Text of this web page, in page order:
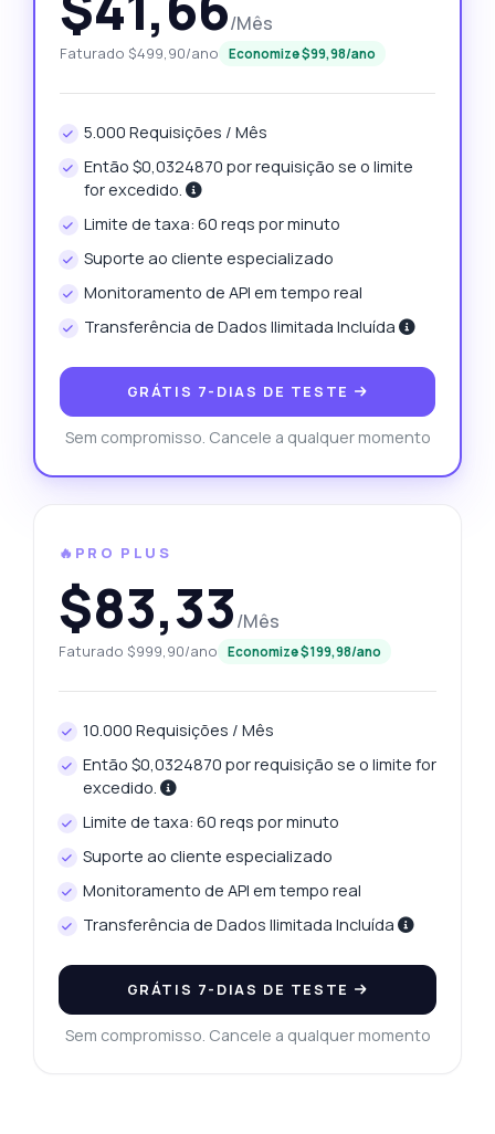
/Mês
Faturado $499,90/ano Economize $99,98/ano
5.000 Requisições / Mês
Então $0,0324870 por requisição se o limite
for excedido.
Limite de taxa: 60 reqs por minuto
Suporte ao cliente especializado
Monitoramento de API em tempo real
Transferência de Dados Ilimitada Incluída
GRÁTIS 7-DIAS DE TESTE
Sem compromisso. Cancele a qualquer momento
🔥PRO PLUS
$83,33/Mês
Faturado $999,90/ano Economize $199,98/ano
10.000 Requisições / Mês
Então $0,0324870 por requisição se o limite for
excedido.
Limite de taxa: 60 reqs por minuto
Suporte ao cliente especializado
Monitoramento de API em tempo real
Transferência de Dados Ilimitada Incluída
GRÁTIS 7-DIAS DE TESTE
Sem compromisso. Cancele a qualquer momento